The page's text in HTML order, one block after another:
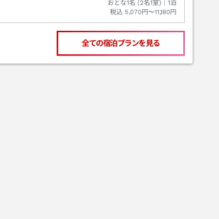
おとな1名 (2名1室)｜ 1泊
税込 5,070円〜11,180円
全ての宿泊プランを見る